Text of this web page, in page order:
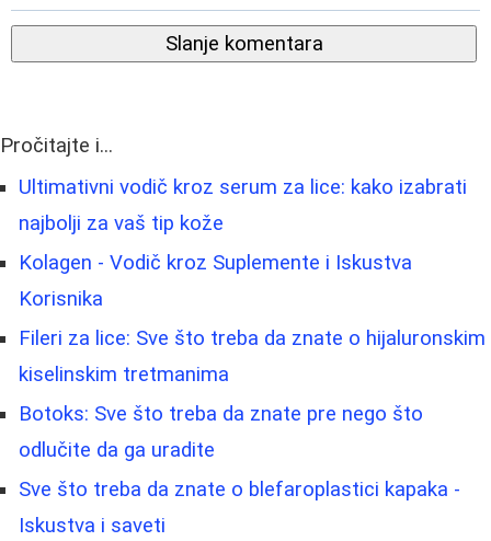
Slanje komentara
Pročitajte i...
Ultimativni vodič kroz serum za lice: kako izabrati
najbolji za vaš tip kože
Kolagen - Vodič kroz Suplemente i Iskustva
Korisnika
Fileri za lice: Sve što treba da znate o hijaluronskim
kiselinskim tretmanima
Botoks: Sve što treba da znate pre nego što
odlučite da ga uradite
Sve što treba da znate o blefaroplastici kapaka -
Iskustva i saveti